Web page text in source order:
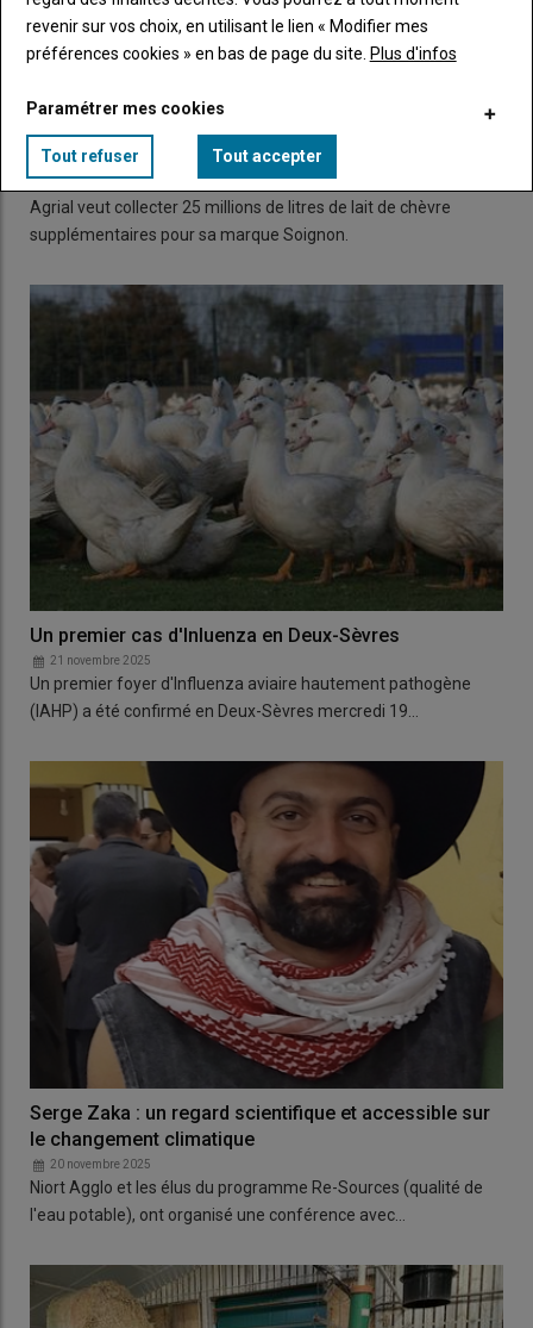
Agrial annonce "un ambitieux Plan caprin 2035"
Agrial veut collecter 25 millions de litres de lait de chèvre
supplémentaires pour sa marque Soignon.
Un premier cas d'Inluenza en Deux-Sèvres
21 novembre 2025
Un premier foyer d'Influenza aviaire hautement pathogène
(IAHP) a été confirmé en Deux-Sèvres mercredi 19…
Serge Zaka : un regard scientifique et accessible sur
le changement climatique
20 novembre 2025
Niort Agglo et les élus du programme Re-Sources (qualité de
l'eau potable), ont organisé une conférence avec…
revenir sur vos choix, en utilisant le lien « Modifier mes
préférences cookies » en bas de page du site. Plus d'infos
Paramétrer mes cookies
Tout refuser Tout accepter